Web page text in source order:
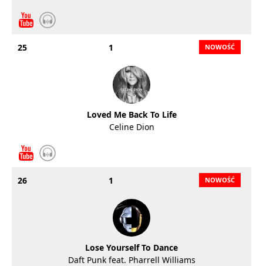
25 1
Loved Me Back To Life
Celine Dion
26 1
Lose Yourself To Dance
Daft Punk feat. Pharrell Williams